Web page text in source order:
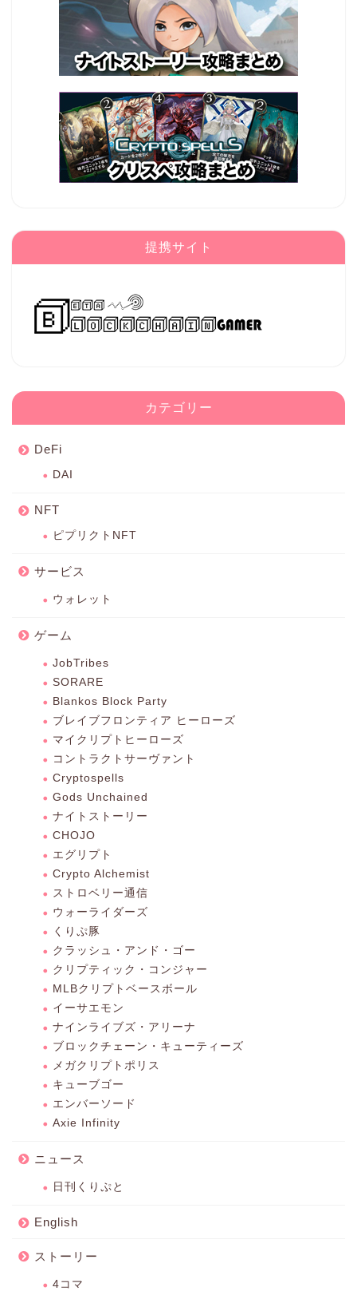
提携サイト
カテゴリー
DeFi
DAI
NFT
ピプリクトNFT
サービス
ウォレット
ゲーム
JobTribes
SORARE
Blankos Block Party
ブレイブフロンティア ヒーローズ
マイクリプトヒーローズ
コントラクトサーヴァント
Cryptospells
Gods Unchained
ナイトストーリー
CHOJO
エグリプト
Crypto Alchemist
ストロベリー通信
ウォーライダーズ
くりぷ豚
クラッシュ・アンド・ゴー
クリプティック・コンジャー
MLBクリプトベースボール
イーサエモン
ナインライブズ・アリーナ
ブロックチェーン・キューティーズ
メガクリプトポリス
キューブゴー
エンバーソード
Axie Infinity
ニュース
日刊くりぷと
English
ストーリー
4コマ